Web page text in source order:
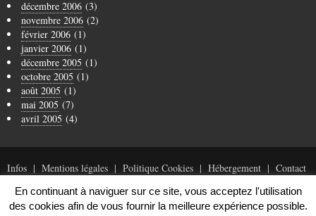
décembre 2006 (3)
novembre 2006 (2)
février 2006 (1)
janvier 2006 (1)
décembre 2005 (1)
octobre 2005 (1)
août 2005 (1)
mai 2005 (7)
avril 2005 (4)
Infos Mentions légales Politique Cookies Hébergement Contact
En continuant à naviguer sur ce site, vous acceptez l'utilisation
des cookies afin de vous fournir la meilleure expérience possible.